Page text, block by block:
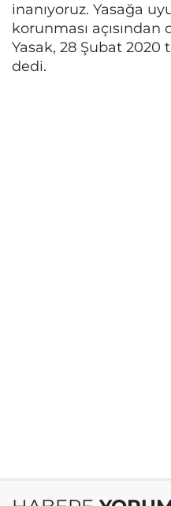
inanıyoruz. Yasağa
korunması
Yasak, 28 Şubat
dedi.